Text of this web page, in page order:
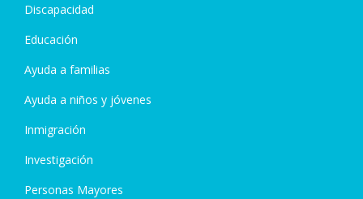
Discapacidad
Educación
Ayuda a familias
Ayuda a niños y jóvenes
Inmigración
Investigación
Personas Mayores